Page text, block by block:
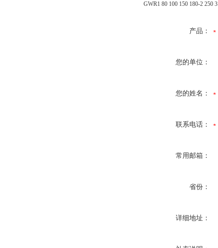
GWR1 80 100 150 180-2 250
产品：
您的单位：
您的姓名：
联系电话：
常用邮箱：
省份：
详细地址：